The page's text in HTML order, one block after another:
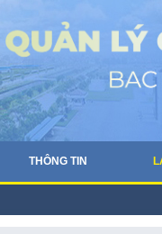
THÔNG TIN